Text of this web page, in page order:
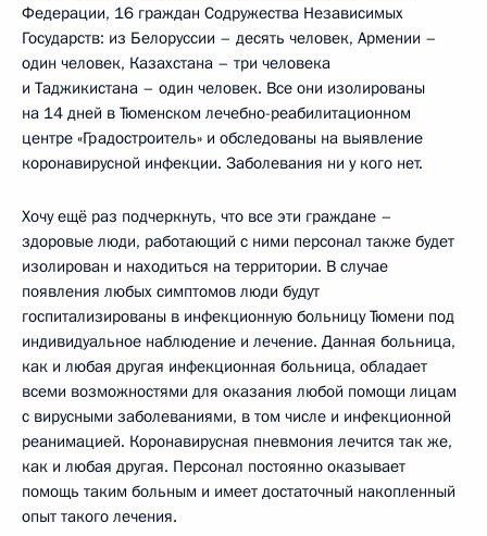
Федерации, 16 граждан Содружества Независимых
Государств: из Белоруссии – десять человек, Армении –
один человек, Казахстана – три человека
и Таджикистана – один человек. Все они изолированы
на 14 дней в Тюменском лечебно-реабилитационном
центре «Градостроитель» и обследованы на выявление
коронавирусной инфекции. Заболевания ни у кого нет.
Хочу ещё раз подчеркнуть, что все эти граждане –
здоровые люди, работающий с ними персонал также будет
изолирован и находиться на территории. В случае
появления любых симптомов люди будут
госпитализированы в инфекционную больницу Тюмени под
индивидуальное наблюдение и лечение. Данная больница,
как и любая другая инфекционная больница, обладает
всеми возможностями для оказания любой помощи лицам
с вирусными заболеваниями, в том числе и инфекционной
реанимацией. Коронавирусная пневмония лечится так же,
как и любая другая. Персонал постоянно оказывает
помощь таким больным и имеет достаточный накопленный
опыт такого лечения.